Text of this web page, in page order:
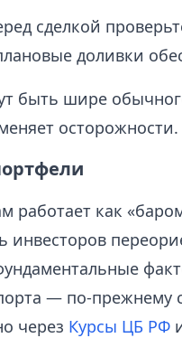
сделкой
доливки
быть шире
осторожности.
работает как
инвесторов
— по-прежнему
через Курсы ЦБ РФ